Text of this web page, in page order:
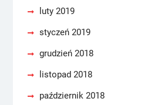
luty 2019
styczeń 2019
grudzień 2018
listopad 2018
październik 2018